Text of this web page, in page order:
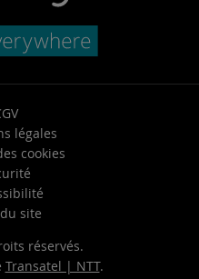
légales
cookies
site
réservés.
Transatel | NTT.